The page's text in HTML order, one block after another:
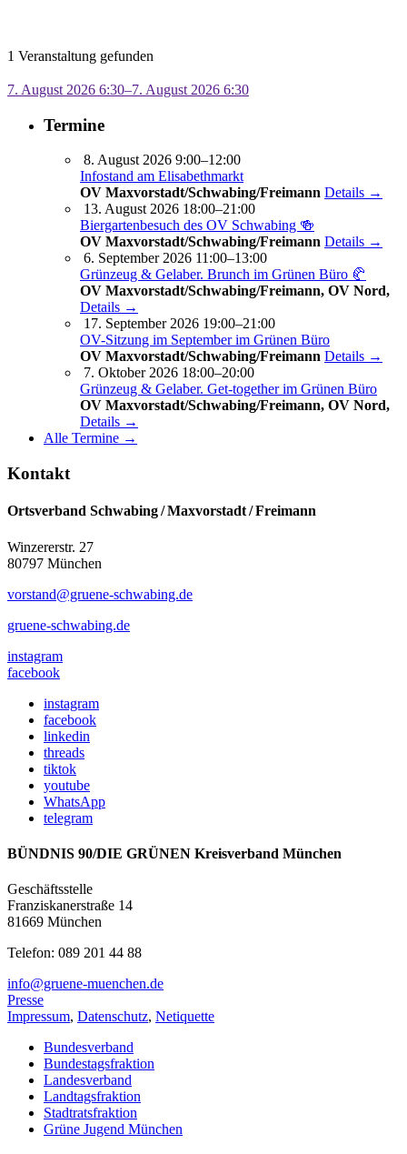
1 Veranstaltung gefunden
7. August 2026 6:30–7. August 2026 6:30
Termine
8. August 2026 9:00–12:00
Infostand am Elisabethmarkt
OV Maxvorstadt/Schwabing/Freimann Details →
13. August 2026 18:00–21:00
Biergartenbesuch des OV Schwabing 🍻
OV Maxvorstadt/Schwabing/Freimann Details →
6. September 2026 11:00–13:00
Grünzeug & Gelaber. Brunch im Grünen Büro 🥐
OV Maxvorstadt/Schwabing/Freimann, OV Nord,
Details →
17. September 2026 19:00–21:00
OV-Sitzung im September im Grünen Büro
OV Maxvorstadt/Schwabing/Freimann Details →
7. Oktober 2026 18:00–20:00
Grünzeug & Gelaber. Get-to­ge­ther im Grünen Büro
OV Maxvorstadt/Schwabing/Freimann, OV Nord,
Details →
Alle Termine →
Kontakt
Ortsverband Schwabing / Maxvorstadt ⁠/ Freimann
Winzererstr. 27
80797 München
vorstand@gruene-schwabing.de
gruene-schwabing.de
instagram
facebook
instagram
facebook
linkedin
threads
tiktok
youtube
WhatsApp
telegram
BÜNDNIS 90/DIE GRÜNEN Kreisverband München
Geschäftsstelle
Franziskanerstraße 14
81669 München
Telefon: 089 201 44 88
info@gruene-muenchen.de
Presse
Impressum, Datenschutz, Netiquette
Bundesverband
Bundestagsfraktion
Landesverband
Landtagsfraktion
Stadtratsfraktion
Grüne Jugend München